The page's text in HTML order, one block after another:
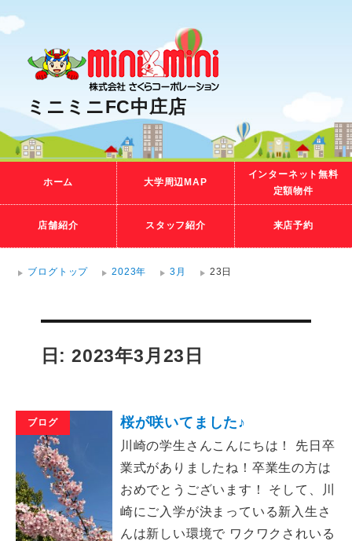
ミニミニFC中庄店
ホーム 大学周辺MAP
インターネット無料
定額物件
店舗紹介 スタッフ紹介 来店予約
ブログトップ 2023年 3月 23日
日: 2023年3月23日
ブログ 桜が咲いてました♪
川崎の学生さんこんにちは！ 先日卒
業式がありましたね！卒業生の方は
おめでとうございます！ そして、川
崎にご入学が決まっている新入生さ
んは新しい環境で ワクワクされいる